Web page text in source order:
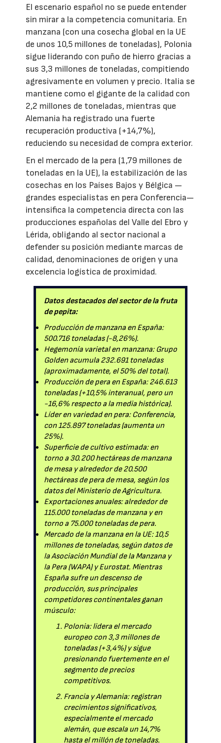
El escenario español no se puede entender
sin mirar a la competencia comunitaria. En
manzana (con una cosecha global en la UE
de unos 10,5 millones de toneladas), Polonia
sigue liderando con puño de hierro gracias a
sus 3,3 millones de toneladas, compitiendo
agresivamente en volumen y precio. Italia se
mantiene como el gigante de la calidad con
2,2 millones de toneladas, mientras que
Alemania ha registrado una fuerte
recuperación productiva (+14,7%),
reduciendo su necesidad de compra exterior.
En el mercado de la pera (1,79 millones de
toneladas en la UE), la estabilización de las
cosechas en los Países Bajos y Bélgica —
grandes especialistas en pera Conferencia—
intensifica la competencia directa con las
producciones españolas del Valle del Ebro y
Lérida, obligando al sector nacional a
defender su posición mediante marcas de
calidad, denominaciones de origen y una
excelencia logística de proximidad.
Datos destacados del sector de la fruta
de pepita:
Producción de manzana en España:
500.716 toneladas (-8,26%).
Hegemonía varietal en manzana: Grupo
Golden acumula 232.691 toneladas
(aproximadamente, el 50% del total).
Producción de pera en España: 246.613
toneladas (+10,5% interanual, pero un
-16,6% respecto a la media histórica).
Líder en variedad en pera: Conferencia,
con 125.897 toneladas (aumenta un
25%).
Superficie de cultivo estimada: en
torno a 30.200 hectáreas de manzana
de mesa y alrededor de 20.500
hectáreas de pera de mesa, según los
datos del Ministerio de Agricultura.
Exportaciones anuales: alrededor de
115.000 toneladas de manzana y en
torno a 75.000 toneladas de pera.
Mercado de la manzana en la UE: 10,5
millones de toneladas, según datos de
la Asociación Mundial de la Manzana y
la Pera (WAPA) y Eurostat. Mientras
España sufre un descenso de
producción, sus principales
competidores continentales ganan
músculo:
Polonia: lidera el mercado
europeo con 3,3 millones de
toneladas (+3,4%) y sigue
presionando fuertemente en el
segmento de precios
competitivos.
Francia y Alemania: registran
crecimientos significativos,
especialmente el mercado
alemán, que escala un 14,7%
hasta el millón de toneladas.